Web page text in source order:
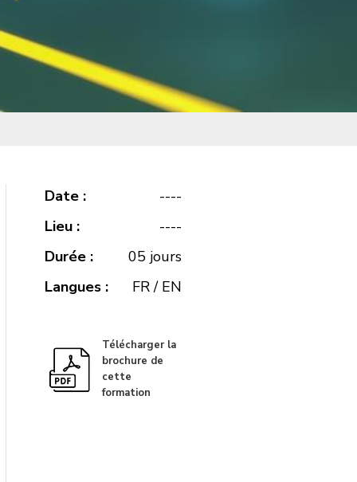
Date :
----
Lieu :
----
Durée :
05 jours
Langues :
FR / EN
Télécharger la
brochure de
cette
formation